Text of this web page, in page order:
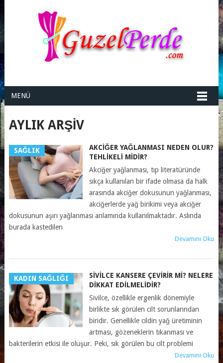
MENÜ
AYLIK ARŞIV
SAĞLIK
AKCIĞER YAĞLANMASI NEDEN OLUR?
TEHLIKELI MIDIR?
Akciğer yağlanması, tıp literatüründe
sıkça kullanılan bir ifade olmasa da halk
arasında akciğer dokusunun yağlanması,
akciğerlerde yağ birikimi veya akciğer
dokusunun aşırı yağlanması anlamında kullanılmaktadır. Aslında
burada kastedilen
Devamını Oku
KADIN SAĞLIĞI
SIVILCE KANSERE ÇEVIRIR MI? NELERE
DIKKAT EDILMELIDIR?
Sivilce, özellikle ergenlik dönemiyle
birlikte sık görülen cilt sorunlarından
biridir. Genellikle cildin yağ üretiminin
artması, gözeneklerin tıkanması ve
bakterilerin etkisi ile oluşur. Peki, sık görülen bu cilt problemi
Devamını Oku